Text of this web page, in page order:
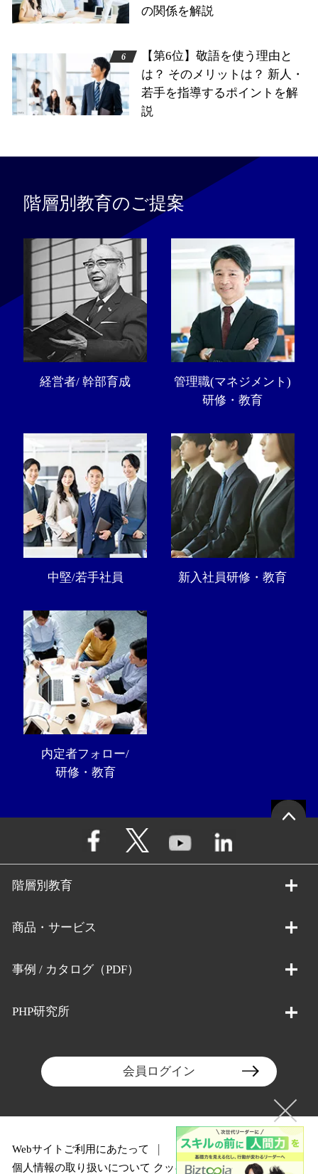
の関係を解説
【第6位】敬語を使う理由と
は？ そのメリットは？ 新人・
若手を指導するポイントを解
説
階層別教育のご提案
経営者/ 幹部育成
管理職(マネジメント)
研修・教育
中堅/若手社員 新入社員研修・教育
内定者フォロー/
研修・教育
階層別教育
商品・サービス
事例 / カタログ（PDF）
PHP研究所
会員ログイン
Webサイトご利用にあたって
個人情報の取り扱いについて クッキーポリシー